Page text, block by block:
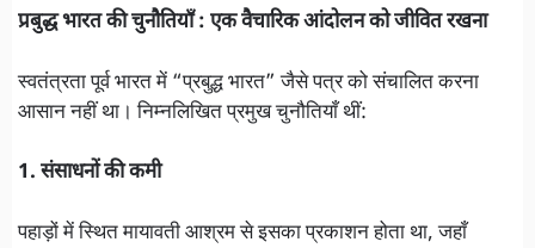
प्रबुद्ध भारत की चुनौतियाँ : एक वैचारिक आंदोलन को जीवित रखना
स्वतंत्रता पूर्व भारत में “प्रबुद्ध भारत” जैसे पत्र को संचालित करना
आसान नहीं था। निम्नलिखित प्रमुख चुनौतियाँ थीं:
1. संसाधनों की कमी
पहाड़ों में स्थित मायावती आश्रम से इसका प्रकाशन होता था, जहाँ